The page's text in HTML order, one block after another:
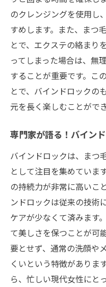
のクレンジングを使用し
すめします。また、まつ
とで、エクステの絡まり
ってしまった場合は、無
することが重要です。こ
とで、バインドロックの
元を長く楽しむことができ
専門家が語る！バイン
バインドロックは、まつ
として注目を集めていま
の持続力が非常に高いこ
ンドロックは従来の技術
ケアが少なくて済みます
て美しさを保つことが可
要とせず、通常の洗顔や
くいという特徴がありま
ら、忙しい現代女性にと